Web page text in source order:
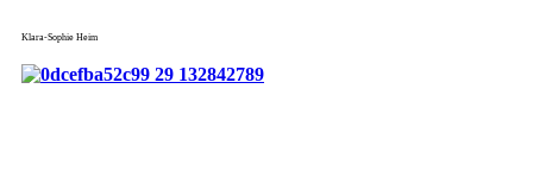
Klara-Sophie Heim